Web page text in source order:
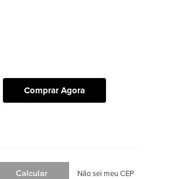
Comprar Agora
Não sei meu CEP